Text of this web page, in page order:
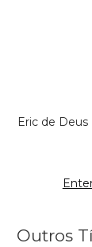
Eric de
Outros